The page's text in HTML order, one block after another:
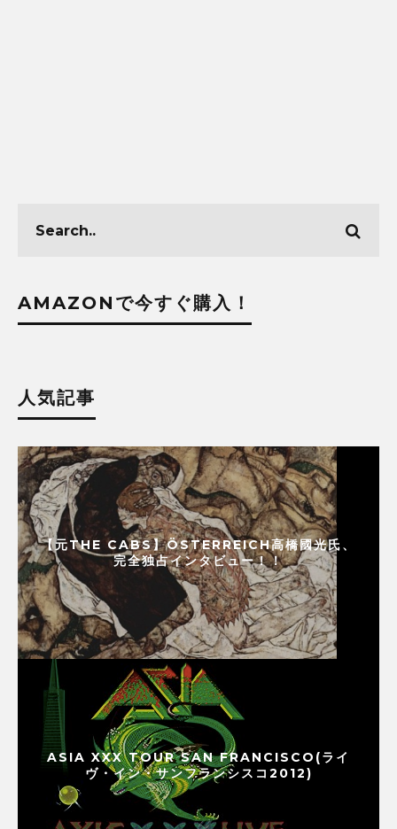
AMAZONで今すぐ購入！
人気記事
【元THE CABS】ÖSTERREICH高橋國光氏、
完全独占インタビュー！！
ASIA XXX TOUR SAN FRANCISCO(ライ
ヴ・イン・サンフランシスコ2012)